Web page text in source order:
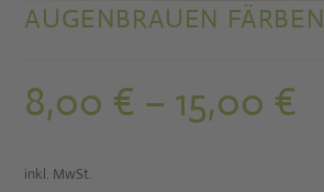
AUGENBRAUEN FÄRBEN
8,00 € – 15,00 €
inkl. MwSt.